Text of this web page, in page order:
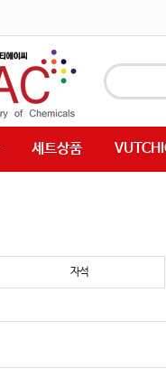
세트상품
자석